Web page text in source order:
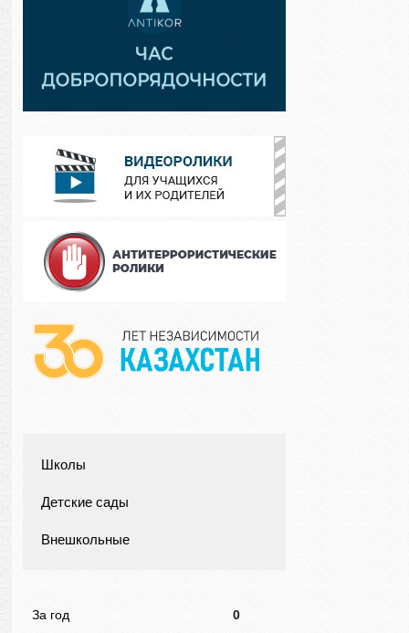
Школы
Детские сады
Внешкольные
За год
0